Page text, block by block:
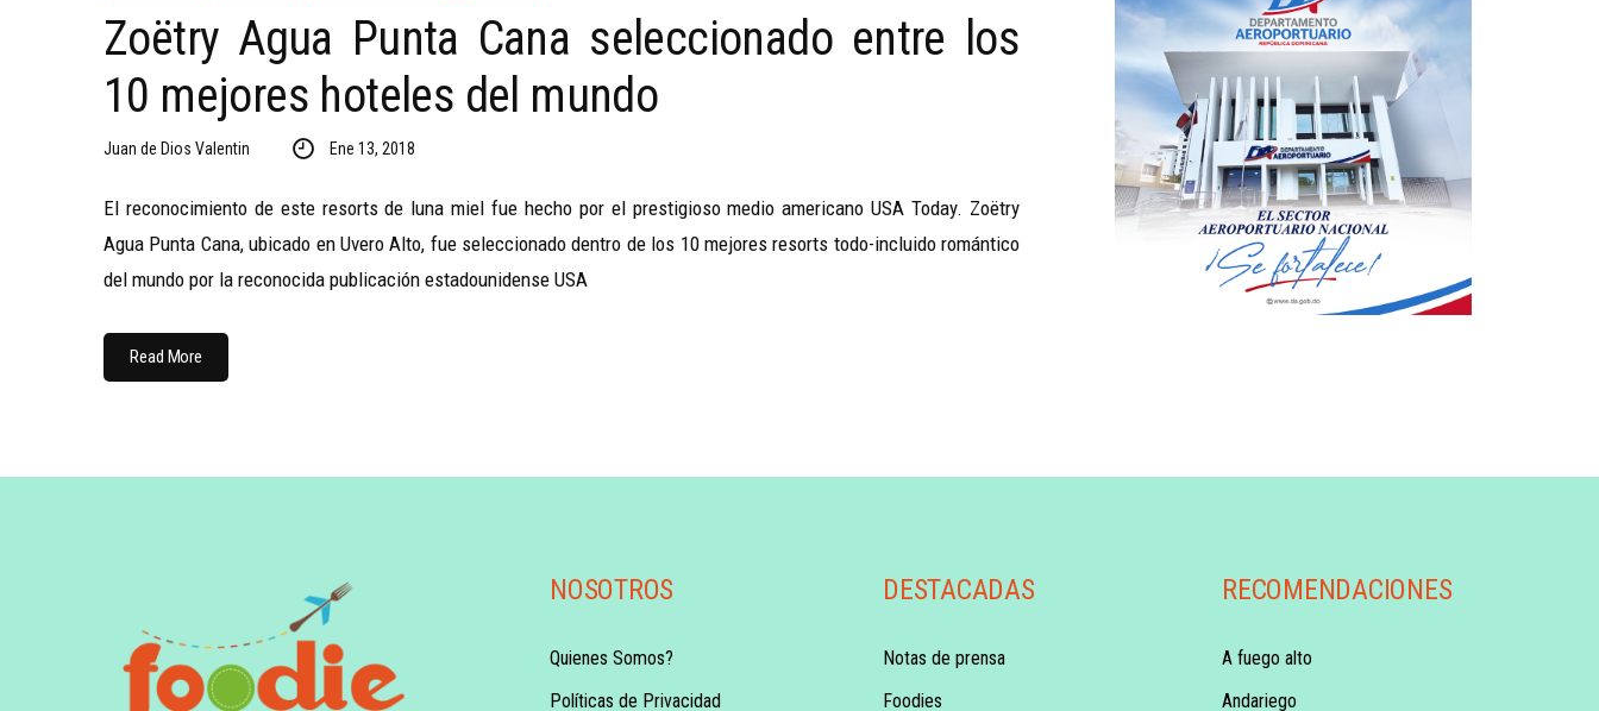
Zoëtry Agua Punta Cana seleccionado entre los
10 mejores hoteles del mundo
Juan de Dios Valentin Ene 13, 2018
El reconocimiento de este resorts de luna miel fue hecho por el prestigioso medio americano USA Today. Zoëtry
Agua Punta Cana, ubicado en Uvero Alto, fue seleccionado dentro de los 10 mejores resorts todo-incluido romántico
del mundo por la reconocida publicación estadounidense USA
Read More
NOSOTROS
Quienes Somos?
Políticas de Privacidad
DESTACADAS
Notas de prensa
Foodies
RECOMENDACIONES
A fuego alto
Andariego